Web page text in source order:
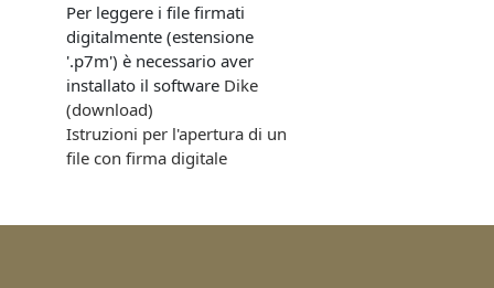
Per leggere i file firmati
digitalmente (estensione
'.p7m') è necessario aver
installato il software Dike
(download)
Istruzioni per l'apertura di un
file con firma digitale